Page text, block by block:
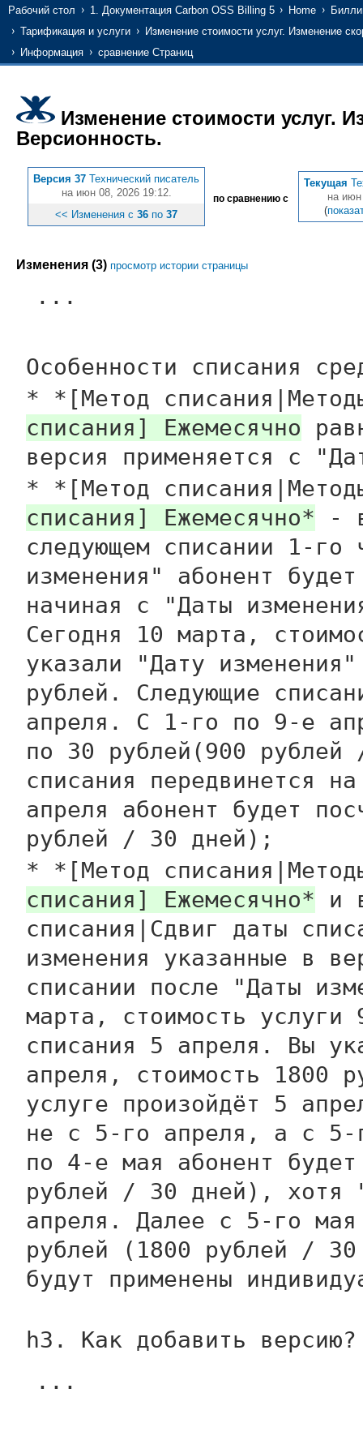
Рабочий стол 1. Документация Carbon OSS Billing 5 Home
Тарификация и услуги
Изменение стоимости услуг. Изменение
Информация
сравнение Страниц
Изменение стоимости услуг.
Версионность.
Версия 37 Технический писатель
на июн 08, 2026 19:12.
<< Изменения с 36 по 37
по сравнению с
Текущая
на
(
Изменения (3) просмотр истории страницы
...
Особенности списания
* *[Метод
списания] Ежемесячно
версия применяется с
* *[Метод
списания] Ежемесячно* -
следующем списании 1-
изменения" абонент
начиная с "Даты
Сегодня 10 марта,
указали "Дату
рублей. Следующие
апреля. С 1-го по 9-е
по 30 рублей(900
списания передвинется
апреля абонент будет
рублей / 30 дней);
* *[Метод
списания] Ежемесячно* и
списания|Сдвиг даты
изменения указанные в
списании после "Даты
марта, стоимость услуги
списания 5 апреля. Вы
апреля, стоимость 1800
услуге произойдёт 5
не с 5-го апреля, а с 5-
по 4-е мая абонент
рублей / 30 дней), хотя
апреля. Далее с 5-го мая
рублей (1800 рублей /
будут применены
h3. Как добавить версию?
...